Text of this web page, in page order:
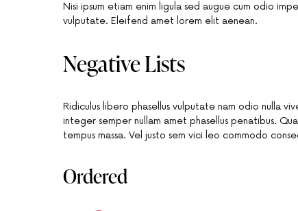
Nisi ipsum etiam enim ligula sed augue cum odio
vulputate. Eleifend amet lorem elit aenean.
Negative Lists
Ridiculus libero phasellus vulputate nam odio nulla
integer semper nullam amet phasellus penatibus.
tempus massa. Vel justo sem vici leo commodo
Ordered